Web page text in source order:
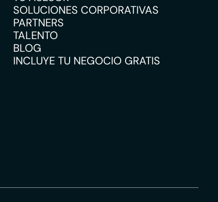
SOLUCIONES CORPORATIVAS
PARTNERS
TALENTO
BLOG
INCLUYE TU NEGOCIO GRATIS